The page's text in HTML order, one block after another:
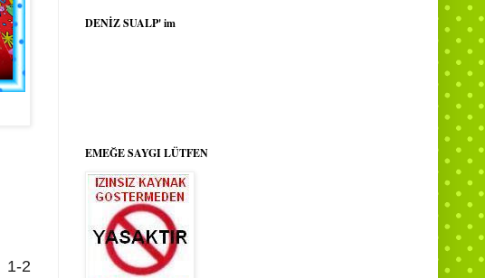
1-2
DENİZ SUALP' im
EMEĞE SAYGI LÜTFEN